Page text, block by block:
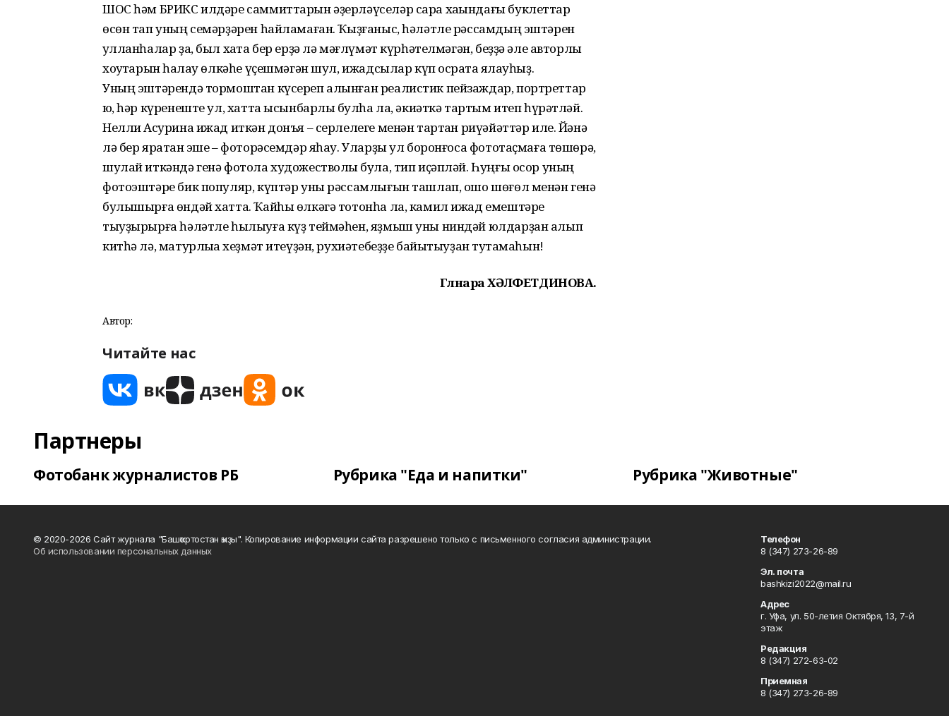
ШОС һәм БРИКС илдәре саммиттарын әҙерләүселәр сара хаҡындағы буклеттар
өсөн тап уның семәрҙәрен һайламаған. Ҡыҙғаныс, һәләтле рәссамдың эштәрен
ҡулланһалар ҙа, был хаҡта бер ерҙә лә мәғлүмәт күрһәтелмәгән, беҙҙә әле авторлыҡ
хоҡуҡтарын һаҡлау өлкәһе үҫешмәгән шул, ижадсылар күп осраҡта яҡлауһыҙ.
Уның эштәрендә тормоштан күсереп алынған реалистик пейзаждар, портреттар
юҡ, һәр күренеште ул, хатта ысынбарлыҡ булһа ла, әкиәткә тартым итеп һүрәтләй.
Нелли Аҡсурина ижад иткән донъя – серлелеге менән тартҡан риүәйәттәр иле. Йәнә
лә бер яратҡан эше – фоторәсемдәр яһау. Уларҙы ул боронғоса фототаҫмаға төшөрә,
шулай иткәндә генә фотола художестволыҡ була, тип иҫәпләй. Һуңғы осор уның
фотоэштәре бик популяр, күптәр уны рәссамлығын ташлап, ошо шөғөл менән генә
булышырға өндәй хатта. Ҡайһы өлкәгә тотонһа ла, камил ижад емештәре
тыуҙырырға һәләтле һылыуға күҙ теймәһен, яҙмыш уны ниндәй юлдарҙан алып
китһә лә, матурлыҡҡа хеҙмәт итеүҙән, рухиәтебеҙҙе байытыуҙан туҡтамаһын!
Гөлнара ХӘЛФЕТДИНОВА.
Автор:
Читайте нас
Партнеры
Фотобанк журналистов РБ Рубрика "Еда и напитки" Рубрика "Животные"
© 2020-2026 Сайт журнала "Башҡортостан ҡыҙы". Копирование информации сайта разрешено только с письменного согласия администрации.
Об использовании персональных данных
Телефон
8 (347) 273-26-89
Эл. почта
bashkizi2022@mail.ru
Адрес
г. Уфа, ул. 50-летия Октября, 13, 7-й
этаж
Редакция
8 (347) 272-63-02
Приемная
8 (347) 273-26-89